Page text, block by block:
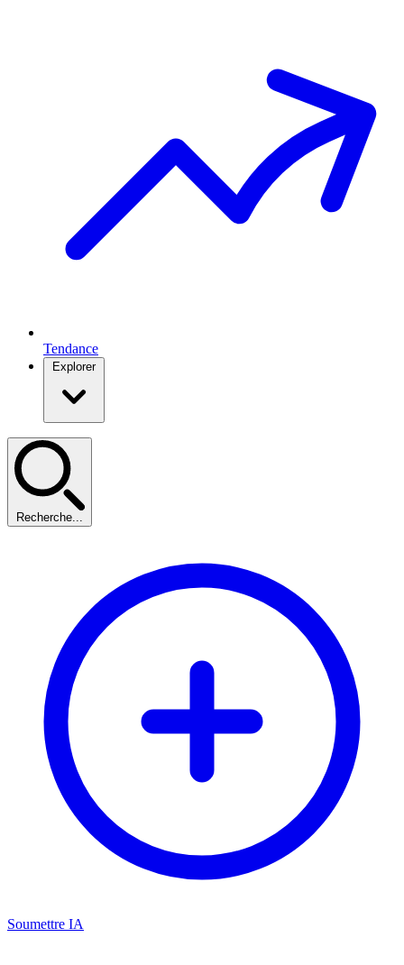
Tendance
Explorer
Recherche...
Soumettre IA